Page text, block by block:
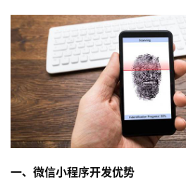
一、微信小程序开发优势